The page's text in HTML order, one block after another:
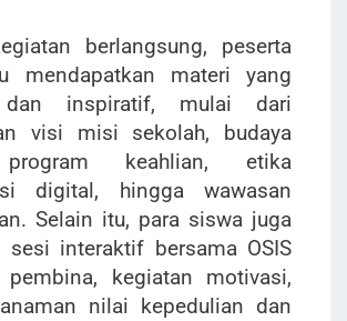
berlangsung, peserta
mendapatkan materi yang
dan inspiratif, mulai dari
visi misi sekolah, budaya
keahlian, etika
digital, hingga wawasan
Selain itu, para siswa juga
sesi interaktif bersama OSIS
kegiatan motivasi,
nilai kepedulian dan